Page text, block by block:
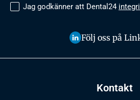
Kontakt
Jag godkänner att Dental24
Följ oss på